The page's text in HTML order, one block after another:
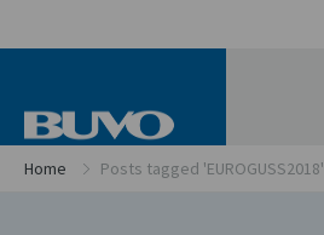
Home Posts tagged 'EUROGUSS2018'